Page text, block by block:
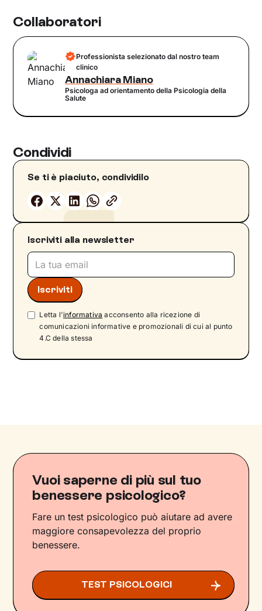
Collaboratori
Professionista selezionato dal nostro team
clinico
Annachiara Miano
Psicologa ad orientamento della Psicologia della
Salute
Condividi
Se ti è piaciuto, condividilo
Iscriviti alla newsletter
Letta l'informativa acconsento alla ricezione di
comunicazioni informative e promozionali di cui al punto
4.C della stessa
Vuoi saperne di più sul tuo
benessere psicologico?
Fare un test psicologico può aiutare ad avere
maggiore consapevolezza del proprio
benessere.
TEST PSICOLOGICI